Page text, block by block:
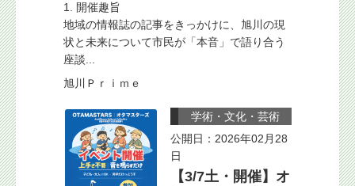
1. 開催趣旨
地域の情報誌の記事をきっかけに、旭川の現
状と未来について市民が「本音」で語り合う
座談...
旭川Ｐｒｉｍｅ
学術・文化・芸術
公開日：2026年02月28
日
【3/7土・開催】オ